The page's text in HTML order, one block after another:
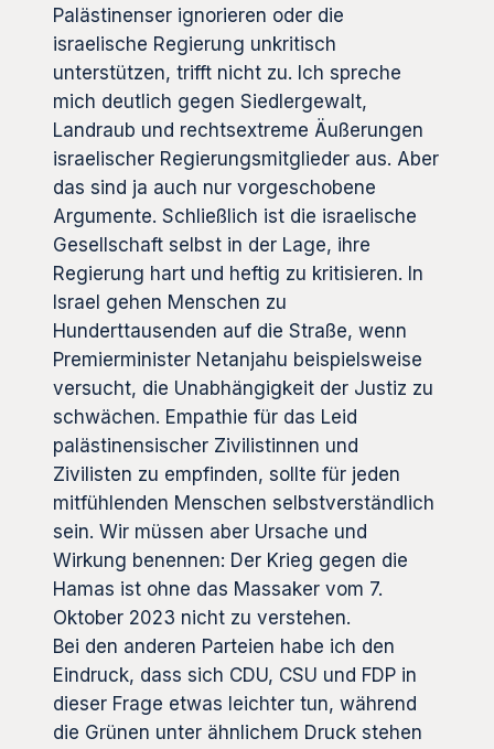
Palästinenser ignorieren oder die
israelische Regierung unkritisch
unterstützen, trifft nicht zu. Ich spreche
mich deutlich gegen Siedlergewalt,
Landraub und rechtsextreme Äußerungen
israelischer Regierungsmitglieder aus. Aber
das sind ja auch nur vorgeschobene
Argumente. Schließlich ist die israelische
Gesellschaft selbst in der Lage, ihre
Regierung hart und heftig zu kritisieren. In
Israel gehen Menschen zu
Hunderttausenden auf die Straße, wenn
Premierminister Netanjahu beispielsweise
versucht, die Unabhängigkeit der Justiz zu
schwächen. Empathie für das Leid
palästinensischer Zivilistinnen und
Zivilisten zu empfinden, sollte für jeden
mitfühlenden Menschen selbstverständlich
sein. Wir müssen aber Ursache und
Wirkung benennen: Der Krieg gegen die
Hamas ist ohne das Massaker vom 7.
Oktober 2023 nicht zu verstehen.
Bei den anderen Parteien habe ich den
Eindruck, dass sich CDU, CSU und FDP in
dieser Frage etwas leichter tun, während
die Grünen unter ähnlichem Druck stehen